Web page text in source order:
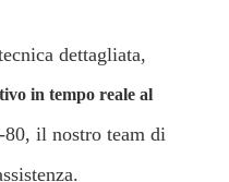
dettagliata,
in tempo reale al
il nostro team di